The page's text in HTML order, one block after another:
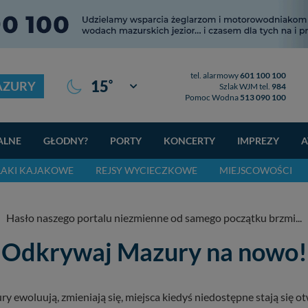
15° Giżycko
tel. alarmowy601 100 100
Szlak WJM tel. 984
Pomoc Wodna 513 090 100
GŁODNY? PORTY KONCERTY IMPREZY
KAJAKOWE REJSY WYCIECZKOWE MIEJSCOWOŚCI
Hasło naszego portalu niezmienne od samego początku brzmi...
Odkrywaj Mazury na nowo!
ewoluują, zmieniają się, miejsca kiedyś niedostępne stają się